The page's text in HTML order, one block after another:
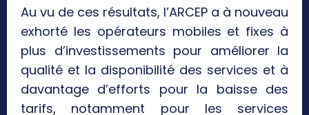
Au vu de ces résultats, l’ARCEP a à nouveau
exhorté les opérateurs mobiles et fixes à
plus d’investissements pour améliorer la
qualité et la disponibilité des services et à
davantage d’efforts pour la baisse des
tarifs, notamment pour les services